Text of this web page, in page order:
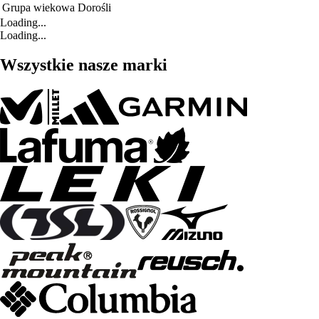
Grupa wiekowa Dorośli
Loading...
Loading...
Wszystkie nasze marki